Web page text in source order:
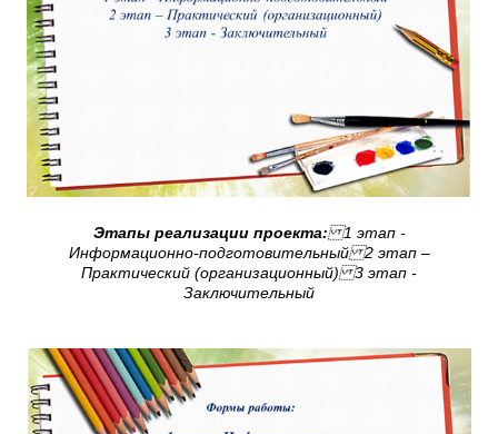
Этапы реализации проекта:1 этап -
Информационно-подготовительный 2 этап –
Практический (организационный) 3 этап -
Заключительный